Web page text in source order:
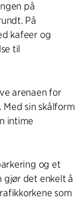
på
På
kafeer og
til
arenaen for
sin skålform
intime
og et
gjør det enkelt å
som